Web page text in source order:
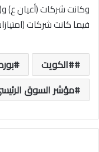
وكانت شركات (أعيان ع)
فيما كانت شركات
#الكويت
مؤشر السوق